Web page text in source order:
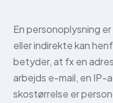
En personoplysning
eller indirekte kan
betyder, at fx en
arbejds e-mail, en IP-
skostørrelse er